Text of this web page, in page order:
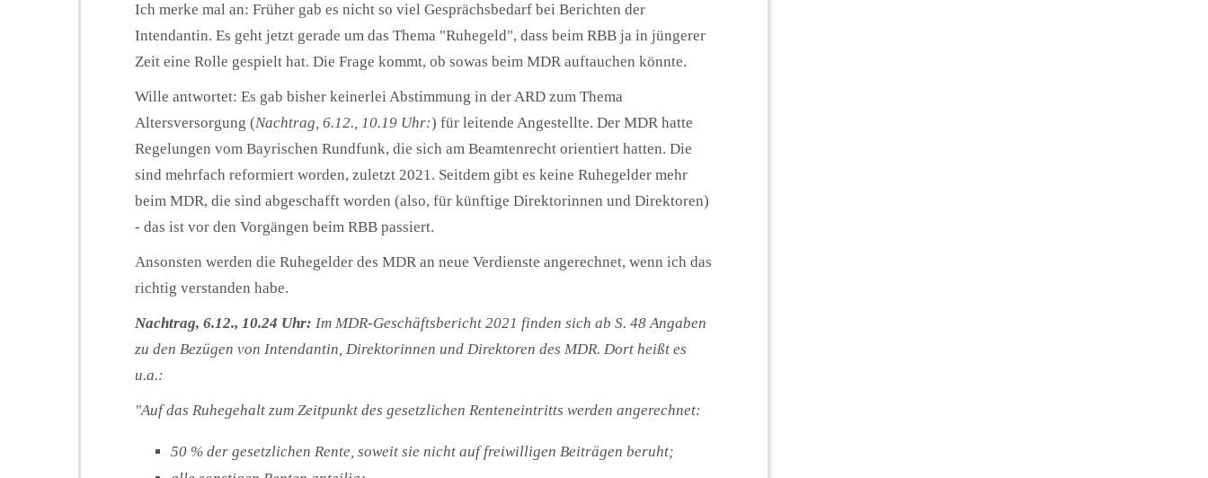
Ich merke mal an: Früher gab es nicht so viel Gesprächsbedarf bei Berichten der
Intendantin. Es geht jetzt gerade um das Thema "Ruhegeld", dass beim RBB ja in jüngerer
Zeit eine Rolle gespielt hat. Die Frage kommt, ob sowas beim MDR auftauchen könnte.
Wille antwortet: Es gab bisher keinerlei Abstimmung in der ARD zum Thema
Altersversorgung (Nachtrag, 6.12., 10.19 Uhr:) für leitende Angestellte. Der MDR hatte
Regelungen vom Bayrischen Rundfunk, die sich am Beamtenrecht orientiert hatten. Die
sind mehrfach reformiert worden, zuletzt 2021. Seitdem gibt es keine Ruhegelder mehr
beim MDR, die sind abgeschafft worden (also, für künftige Direktorinnen und Direktoren)
- das ist vor den Vorgängen beim RBB passiert.
Ansonsten werden die Ruhegelder des MDR an neue Verdienste angerechnet, wenn ich das
richtig verstanden habe.
Nachtrag, 6.12., 10.24 Uhr: Im MDR-Geschäftsbericht 2021 finden sich ab S. 48 Angaben
zu den Bezügen von Intendantin, Direktorinnen und Direktoren des MDR. Dort heißt es
u.a.:
"Auf das Ruhegehalt zum Zeitpunkt des gesetzlichen Renteneintritts werden angerechnet:
50 % der gesetzlichen Rente, soweit sie nicht auf freiwilligen Beiträgen beruht;